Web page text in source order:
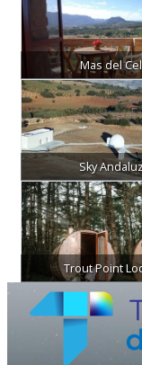
Mas del Cel
Sky
Trout Point